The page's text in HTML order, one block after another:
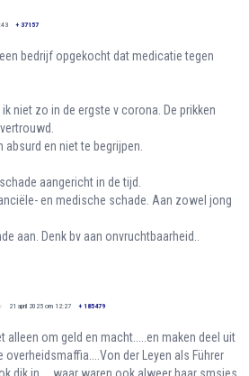
+ 37157
bedrijf opgekocht dat medicatie tegen
niet zo in de ergste v corona. De prikken
absurd en niet te begrijpen.
aangericht in de tijd.
en medische schade. Aan zowel jong
aan. Denk bv aan onvruchtbaarheid..
21 april 2025 om 12:27 + 185479
alleen om geld en macht.....en maken deel uit
overheidsmaffia....Von der Leyen als Führer